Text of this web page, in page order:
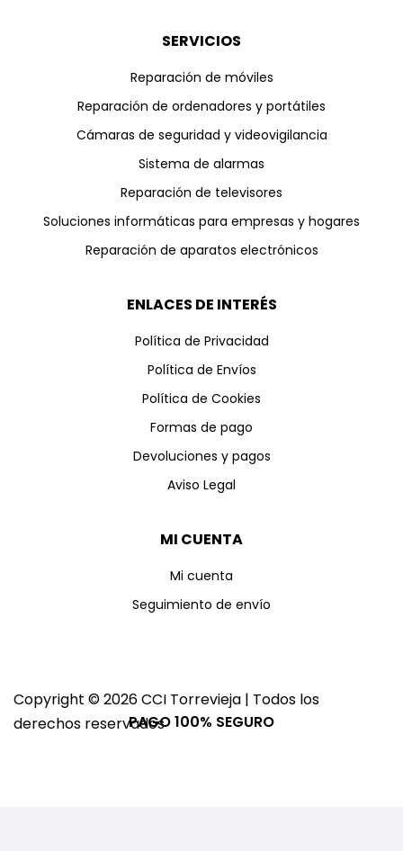
SERVICIOS
Reparación de móviles
Reparación de ordenadores y portátiles
Cámaras de seguridad y videovigilancia
Sistema de alarmas
Reparación de televisores
Soluciones informáticas para empresas y hogares
Reparación de aparatos electrónicos
ENLACES DE INTERÉS
Política de Privacidad
Política de Envíos
Política de Cookies
Formas de pago
Devoluciones y pagos
Aviso Legal
MI CUENTA
Mi cuenta
Seguimiento de envío
Copyright © 2026 CCI Torrevieja | Todos los
derechos reservadosPAGO 100% SEGURO